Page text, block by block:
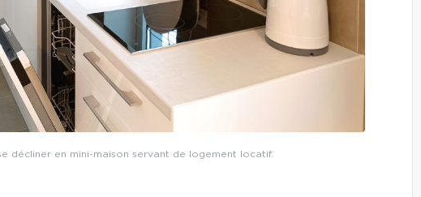
décliner en mini-maison servant de logement locatif.